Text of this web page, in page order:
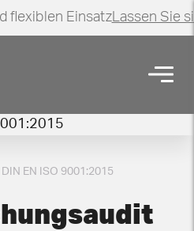
flexiblen EinsatzLassen Sie
EN ISO 9001:2015